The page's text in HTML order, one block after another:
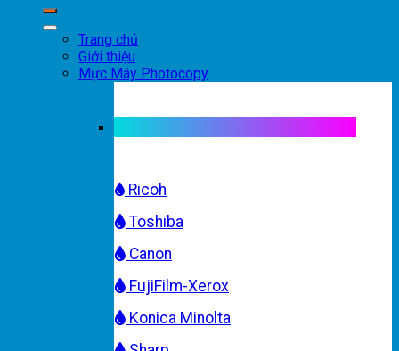
Trang chủ
Giới thiệu
Mực Máy Photocopy
Ricoh
Toshiba
Canon
FujiFilm-Xerox
Konica Minolta